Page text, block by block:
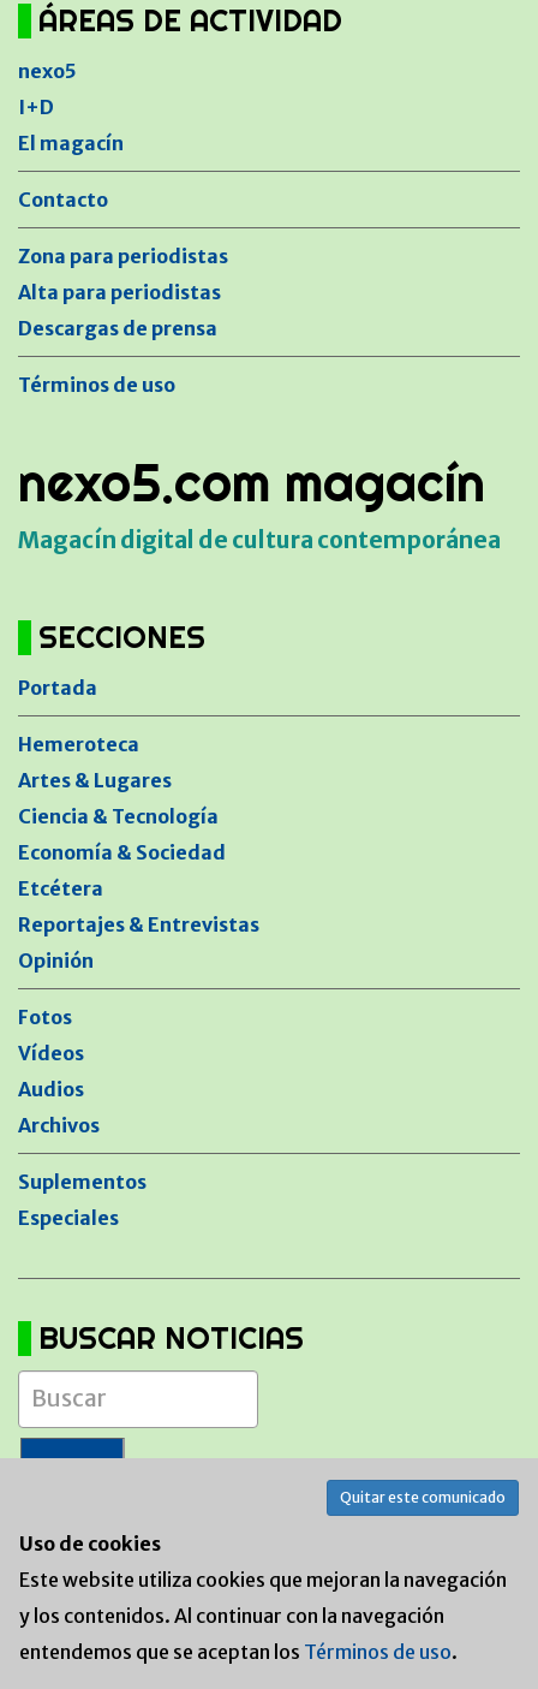
ÁREAS DE ACTIVIDAD
nexo5
I+D
El magacín
Contacto
Zona para periodistas
Alta para periodistas
Descargas de prensa
Términos de uso
nexo5.com magacín
Magacín digital de cultura contemporánea
SECCIONES
Portada
Hemeroteca
Artes & Lugares
Ciencia & Tecnología
Economía & Sociedad
Etcétera
Reportajes & Entrevistas
Opinión
Fotos
Vídeos
Audios
Archivos
Suplementos
Especiales
BUSCAR NOTICIAS
TEMAS
Quitar este comunicado
Uso de cookies
Este website utiliza cookies que mejoran la navegación
y los contenidos. Al continuar con la navegación
entendemos que se aceptan los Términos de uso.